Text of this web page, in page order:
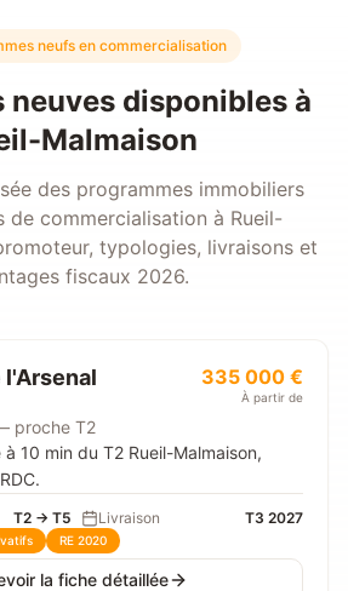
neufs en commercialisation
neuves disponibles à
Malmaison
des programmes immobiliers
de commercialisation à Rueil-
typologies, livraisons et
fiscaux 2026.
l'Arsenal 335 000 €
À partir de
proche T2
10 min du T2 Rueil-Malmaison,
T2 → T5 Livraison T3 2027
RE 2020
la fiche détaillée